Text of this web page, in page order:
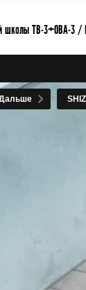
ТВ-3+ОВА-3 /